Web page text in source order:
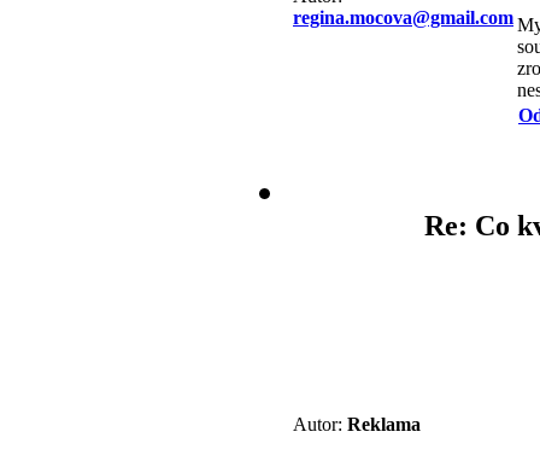
regina.mocova@gmail.com
Autor: Reklama
Re: Co